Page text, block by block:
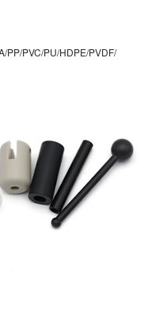
PP/PVC/PU/HDPE/PVDF/